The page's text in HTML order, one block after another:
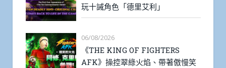
玩十誡角色「德里艾利」
06/08/2026
《THE KING OF FIGHTERS
AFK》操控翠綠火焰、帶著傲慢笑